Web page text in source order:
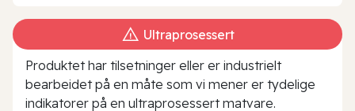
Ultraprosessert
Produktet har tilsetninger eller er industrielt
bearbeidet på en måte som vi mener er tydelige
indikatorer på en ultraprosessert matvare.